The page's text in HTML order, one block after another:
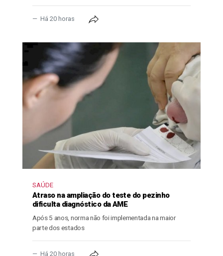
Há 20 horas
SAÚDE
Atraso na ampliação do teste do pezinho
dificulta diagnóstico da AME
Após 5 anos, norma não foi implementada na maior
parte dos estados
Há 20 horas